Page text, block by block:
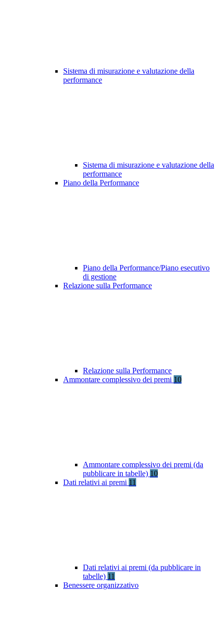
Sistema di misurazione e valutazione della
performance
Sistema di misurazione e valutazione della
performance
Piano della Performance
Piano della Performance/Piano esecutivo
di gestione
Relazione sulla Performance
Relazione sulla Performance
Ammontare complessivo dei premi 10
Ammontare complessivo dei premi (da
pubblicare in tabelle) 10
Dati relativi ai premi 11
Dati relativi ai premi (da pubblicare in
tabelle) 11
Benessere organizzativo